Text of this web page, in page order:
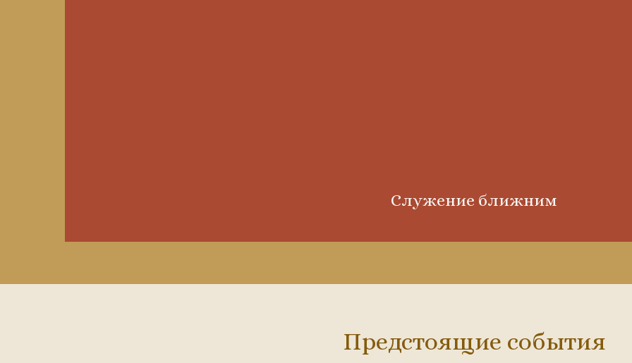
Служение ближним
Предстоящие события